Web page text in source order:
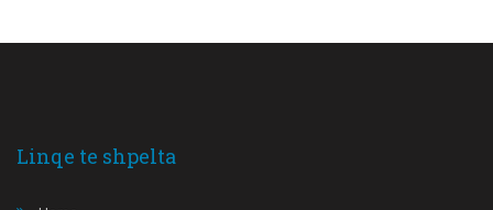
Linqe te shpelta